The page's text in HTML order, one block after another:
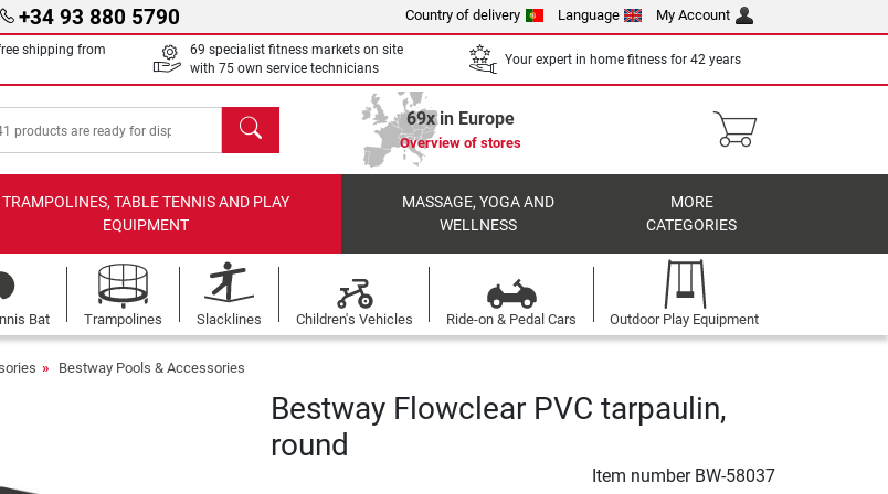
+34 93 880 5790 Country of delivery Language My Account
shipping from
69 specialist fitness markets on site
with 75 own service technicians
Your expert in home fitness for 42 years
search 69x in Europe
Overview of stores
TRAMPOLINES, TABLE TENNIS AND PLAY
EQUIPMENT
MASSAGE, YOGA AND
WELLNESS
MORE
CATEGORIES
Bat Trampolines Slacklines Children's Vehicles Ride-on & Pedal Cars Outdoor Play Equipment
Bestway Pools & Accessories
Bestway Flowclear PVC tarpaulin,
round
Item number BW-58037